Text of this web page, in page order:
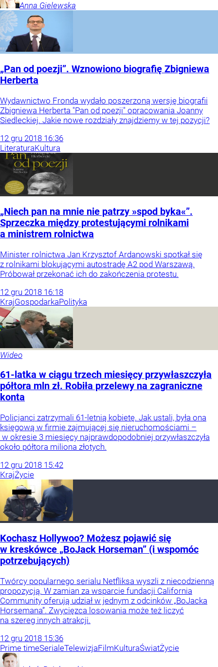
Anna Gielewska
„Pan od poezji”. Wznowiono biografię Zbigniewa
Herberta
Wydawnictwo Fronda wydało poszerzoną wersję biografii
Zbigniewa Herberta "Pan od poezji" opracowania Joanny
Siedleckiej. Jakie nowe rozdziały znajdziemy w tej pozycji?
12 gru 2018 16:36
LiteraturaKultura
„Niech pan na mnie nie patrzy »spod byka«”.
Sprzeczka między protestującymi rolnikami
a ministrem rolnictwa
Minister rolnictwa Jan Krzysztof Ardanowski spotkał się
z rolnikami blokującymi autostradę A2 pod Warszawą.
Próbował przekonać ich do zakończenia protestu.
12 gru 2018 16:18
KrajGospodarkaPolityka
Wideo
61-latka w ciągu trzech miesięcy przywłaszczyła
półtora mln zł. Robiła przelewy na zagraniczne
konta
Policjanci zatrzymali 61-letnią kobietę. Jak ustali, była ona
księgową w firmie zajmującej się nieruchomościami –
w okresie 3 miesięcy najprawdopodobniej przywłaszczyła
około półtora miliona złotych.
12 gru 2018 15:42
KrajŻycie
Kochasz Hollywoo? Możesz pojawić się
w kreskówce „BoJack Horseman” (i wspomóc
potrzebujących)
Twórcy popularnego serialu Netfliksa wyszli z niecodzienną
propozycją. W zamian za wsparcie fundacji California
Community oferują udział w jednym z odcinków „BoJacka
Horsemana”. Zwycięzca losowania może też liczyć
na szereg innych atrakcji.
12 gru 2018 15:36
Prime timeSerialeTelewizjaFilmKulturaŚwiatŻycie